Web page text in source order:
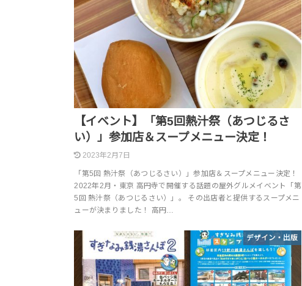
【イベント】「第5回熱汁祭（あつじるさ
い）」参加店＆スープメニュー決定！
2023年2月7日
「第5回 熱汁祭（あつじるさい）」参加店＆スープメニュー決定！
2022年2月・東京 高円寺で開催する話題の屋外グルメイベント「第
5回 熱汁祭（あつじるさい）」。 その出店者と提供するスープメニ
ューが決まりました！ 高円…
デザイン・出版